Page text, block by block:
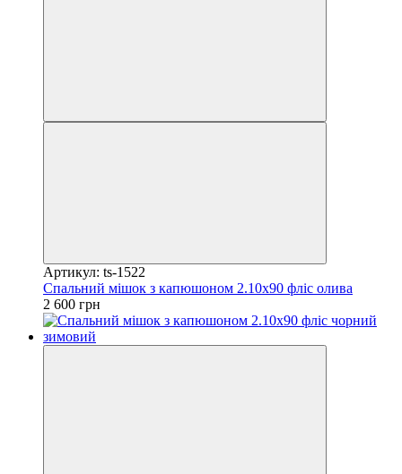
Артикул: ts-1522
Спальний мішок з капюшоном 2.10х90 фліс олива
2 600 грн